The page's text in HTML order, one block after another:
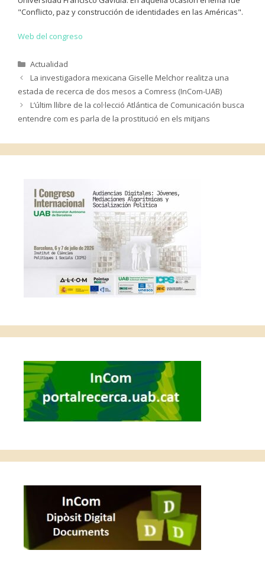
"Conflicto, paz y construcción de identidades en las Américas".
Web del congreso
Categorías
Actualidad
La investigadora mexicana Giselle Melchor realitza una
estada de recerca de dos mesos a Comress (InCom-UAB)
L’últim llibre de la col·lecció Atlántica de Comunicación busca
entendre com es parla de la prostitució en els mitjans